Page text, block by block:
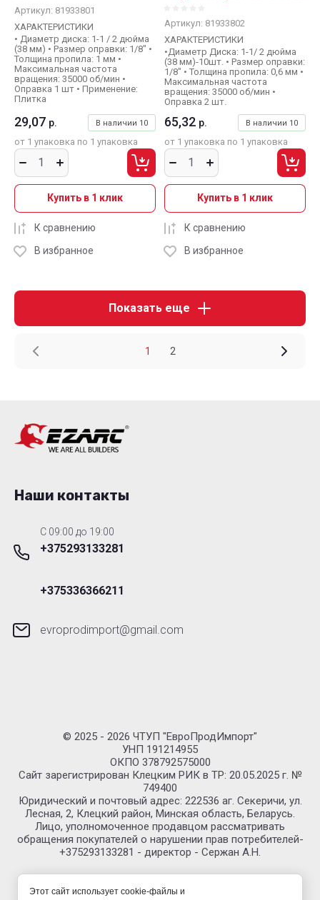
Артикул: 81933801
ХАРАКТЕРИСТИКИ
• Диаметр диска: 1-1 / 2 дюйма
(38 мм) • Размер оправки: 1/8" •
Толщина пропила: 1 мм •
Максимальная частота
вращения: 35000 об/мин •
Оправка 1 шт • Применение:
Плитка
В наличии 10
29,07 р.
от 1 упаковка по 1 упаковка
Купить в 1 клик
К сравнению
В избранное
Артикул: 81933802
ХАРАКТЕРИСТИКИ
•Диаметр Диска: 1-1/ 2 дюйма
(38 мм)-10шт. • Размер оправки:
1/8" • Толщина пропила: 0,6 мм •
Максимальная частота
вращения: 35000 об/мин •
Оправка 2 шт.
В наличии 10
65,32 р.
от 1 упаковка по 1 упаковка
Купить в 1 клик
К сравнению
В избранное
Показать еще
1 2
Наши контакты
C 09:00 до 19:00
+375293133281
+375336366211
evroprodimport@gmail.com
© 2025 - 2026 ЧТУП "ЕвроПродИмпорт"
УНП 191214955
ОКПО 378792575000
Сайт зарегистрирован Клецким РИК в ТР: 20.05.2025 г. №
749400
Юридический и почтовый адрес: 222536 аг. Секеричи, ул.
Лесная, 2, Клецкий район, Минская область, Беларусь.
Лицо, уполномоченное продавцом рассматривать
обращения покупателей о нарушении прав потребителей-
+375293133281 - директор - Сержан А.Н.
Этот сайт использует cookie-файлы и